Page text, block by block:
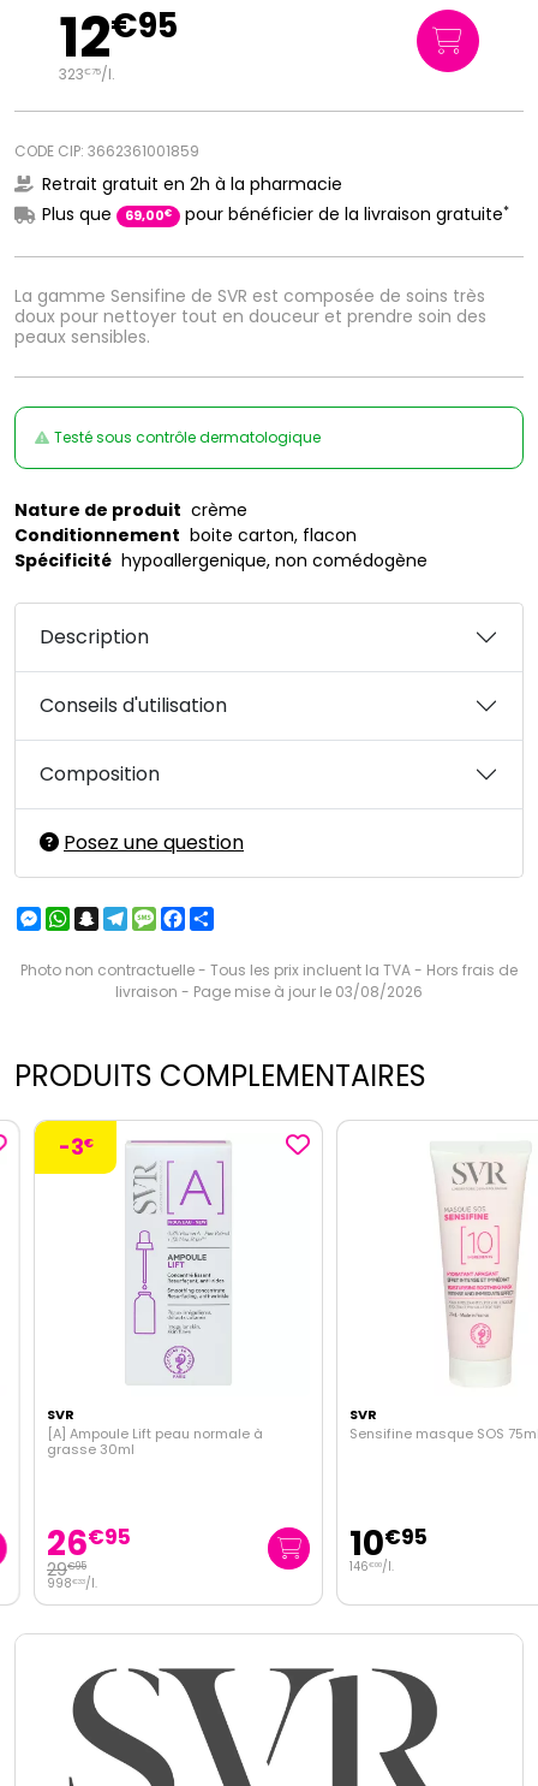
La gamme Sensifine de SVR est composée de soins très
doux pour nettoyer tout en douceur et prendre soin des
peaux sensibles.
12€95
323€75/l.
CODE CIP: 3662361001859
Retrait gratuit en 2h à la pharmacie
Plus que
69,00€ pour bénéficier de la livraison gratuite*
Testé sous contrôle dermatologique
Nature de produit crème
Conditionnement boite carton, flacon
Spécificité hypoallergenique, non comédogène
Description
Conseils d'utilisation
Composition
Posez une question
Messenger
WhatsApp
Snapchat
Telegram
MessageFacebook
Photo non contractuelle - Tous les prix incluent la TVA - Hors frais de
livraison - Page mise à jour le 03/08/2026
PRODUITS COMPLEMENTAIRES
-3€
SVR
[A] Ampoule Lift peau normale à
grasse 30ml
26€95
29€95
998 € 33/l.
SVR
Sensifine masque SOS 75ml
10€95
146 € 00/l.